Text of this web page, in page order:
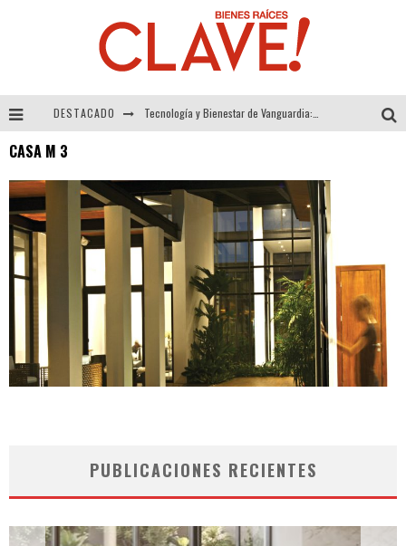
DESTACADO
Alexandra Bedoya – La Constancia detrás de La Paletería
El Despertar de la Calidez: Acabados Dorados de FV para Elevar tu Espacio
CASA M 3
PUBLICACIONES RECIENTES